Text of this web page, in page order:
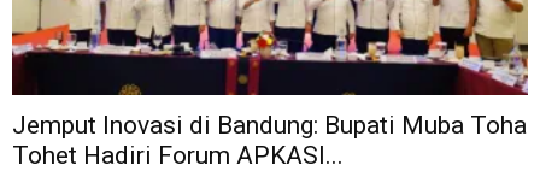
Jemput Inovasi di Bandung: Bupati Muba Toha
Tohet Hadiri Forum APKASI...